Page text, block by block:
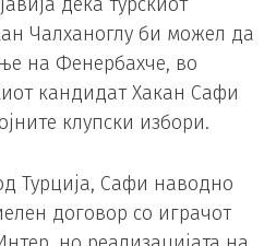
Чалханоглу би можел да
на Фенербахче, во
кандидат Хакан Сафи
клупски избори.
Турција, Сафи наводно
договор со играчот